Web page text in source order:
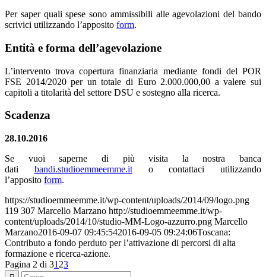
Per saper quali spese sono ammissibili alle agevolazioni del bando
scrivici utilizzando l’apposito form.
Entità e forma dell’agevolazione
L’intervento trova copertura finanziaria mediante fondi del POR
FSE 2014/2020 per un totale di Euro 2.000.000,00 a valere sui
capitoli a titolarità del settore DSU e sostegno alla ricerca.
Scadenza
28.10.2016
Se vuoi saperne di più visita la nostra banca
dati bandi.studioemmeemme.ito contattaci utilizzando
l’apposito form.
https://studioemmeemme.it/wp-content/uploads/2014/09/logo.png
119 307 Marcello Marzano http://studioemmeemme.it/wp-
content/uploads/2014/10/studio-MM-Logo-azzurro.png Marcello
Marzano2016-09-07 09:45:542016-09-05 09:24:06Toscana:
Contributo a fondo perduto per l’attivazione di percorsi di alta
formazione e ricerca-azione.
Pagina 2 di 31 23